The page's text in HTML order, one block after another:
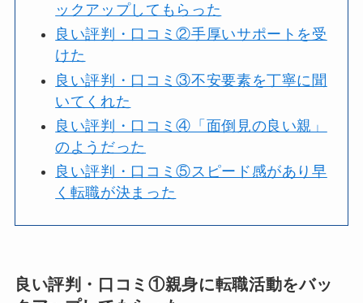
ックアップしてもらった
良い評判・口コミ②手厚いサポートを受
けた
良い評判・口コミ③不安要素を丁寧に聞
いてくれた
良い評判・口コミ④「面倒見の良い親」
のようだった
良い評判・口コミ⑤スピード感があり早
く転職が決まった
良い評判・口コミ①親身に転職活動をバッ